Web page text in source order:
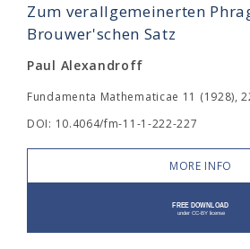
Zum verallgemeinerten
Brouwer'schen Satz
Paul Alexandroff
Fundamenta Mathematicae 11 (1928),
DOI: 10.4064/fm-11-1-222-227
MORE INFO